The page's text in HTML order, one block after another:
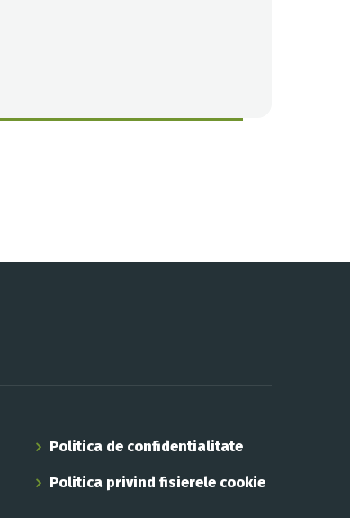
Politica de confidentialitate
Politica privind fisierele cookie